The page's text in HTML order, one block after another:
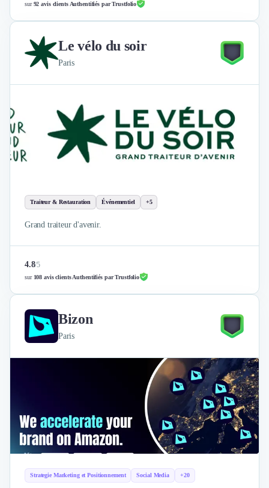
sur92 avis clients Authentifiés par Trustfolio
Le vélo du soir
Paris
Traiteur & Restauration Événementiel +5
Grand traiteur d'avenir.
4.8/5
sur 108 avis clients Authentifiés par Trustfolio
Bizon
Paris
Strategie Marketing et Positionnement Social Media +20